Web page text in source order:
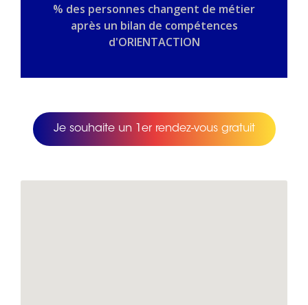
% des personnes changent de métier
après un bilan de compétences
d'ORIENTACTION
Je souhaite un 1er rendez-vous gratuit